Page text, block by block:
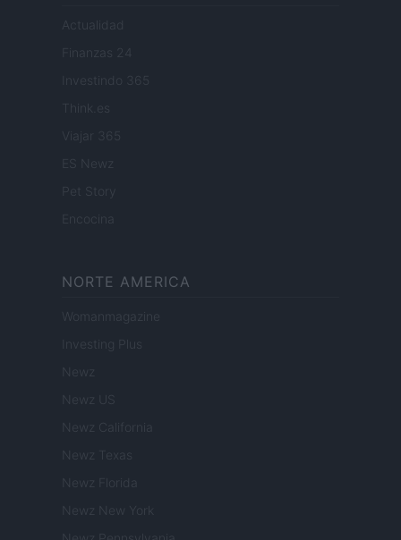
Actualidad
Finanzas 24
Investindo 365
Think.es
Viajar 365
ES Newz
Encocina
NORTE AMERICA
Womanmagazine
Investing Plus
Newz
Newz US
Newz California
Newz Texas
Newz Florida
Newz New York